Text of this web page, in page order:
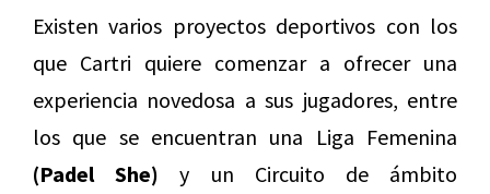
Existen varios proyectos deportivos con los
que Cartri quiere comenzar a ofrecer una
experiencia novedosa a sus jugadores, entre
los que se encuentran una Liga Femenina
(Padel She) y un Circuito de ámbito